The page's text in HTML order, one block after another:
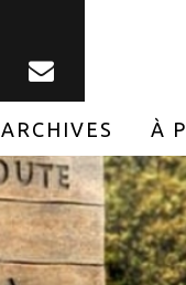
ARCHIVES À